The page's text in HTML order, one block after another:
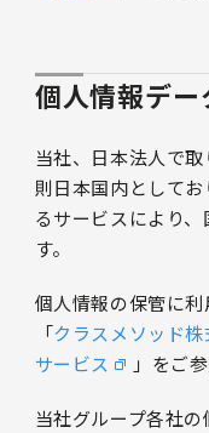
個人情報デー
当社、日本法人で
則日本国内として
るサービスにより
す。
個人情報の保管に利
「クラスメソッド
サービス
」をご
当社グループ各社